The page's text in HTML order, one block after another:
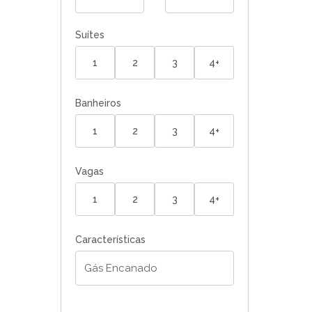
Suítes
1 2 3 4+
Banheiros
1 2 3 4+
Vagas
1 2 3 4+
Características